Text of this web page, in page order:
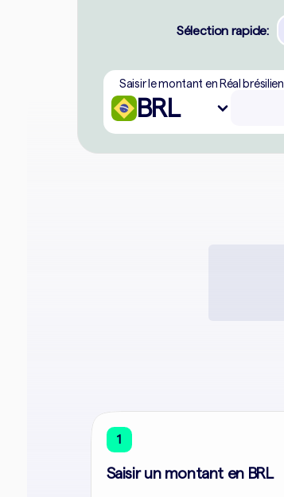
Sélection rapide:
Saisir le montant en Réal brésilien
BRL
1
Saisir un montant en BRL